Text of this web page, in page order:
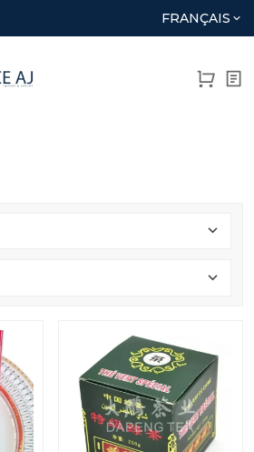
FRANÇAIS